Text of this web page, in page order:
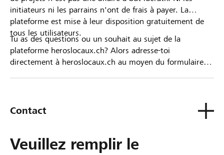
initiateurs ni les parrains n'ont de frais à payer. La
plateforme est mise à leur disposition gratuitement de
tous les utilisateurs.
Tu as des questions ou un souhait au sujet de la
plateforme heroslocaux.ch? Alors adresse-toi
directement à heroslocaux.ch au moyen du formulaire
Contact
Veuillez remplir le